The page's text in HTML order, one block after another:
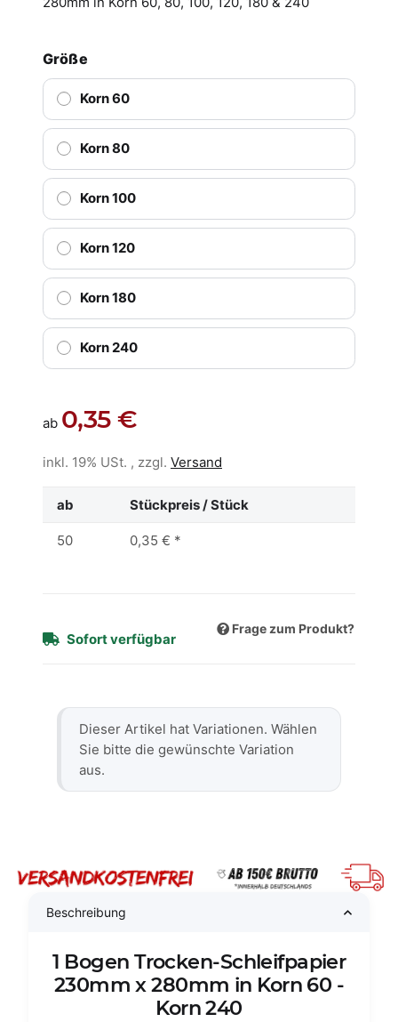
Größe
Korn 60
Korn 80
Korn 100
Korn 120
Korn 180
Korn 240
ab 0,35 €
inkl. 19% USt. , zzgl. Versand
ab Stückpreis / Stück
50 0,35 € *
Sofort verfügbar
Frage zum Produkt?
x
Dieser Artikel hat Variationen. Wählen
Sie bitte die gewünschte Variation
aus.
Beschreibung
1 Bogen Trocken-Schleifpapier
230mm x 280mm in Korn 60 -
Korn 240